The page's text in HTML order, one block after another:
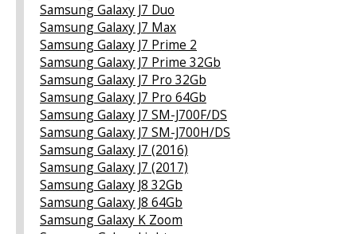
Samsung Galaxy J7 Duo
Samsung Galaxy J7 Max
Samsung Galaxy J7 Prime 2
Samsung Galaxy J7 Prime 32Gb
Samsung Galaxy J7 Pro 32Gb
Samsung Galaxy J7 Pro 64Gb
Samsung Galaxy J7 SM-J700F/DS
Samsung Galaxy J7 SM-J700H/DS
Samsung Galaxy J7 (2016)
Samsung Galaxy J7 (2017)
Samsung Galaxy J8 32Gb
Samsung Galaxy J8 64Gb
Samsung Galaxy K Zoom